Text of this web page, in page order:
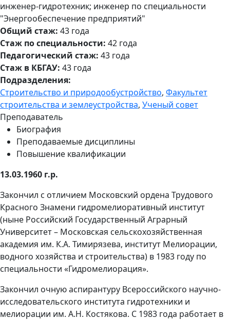
инженер-гидротехник; инженер по специальности
"Энергообеспечение предприятий"
Общий стаж: 43 года
Стаж по специальности: 42 года
Педагогический стаж: 43 года
Стаж в КБГАУ: 43 года
Подразделения:
Строительство и природообустройство, Факультет
строительства и землеустройства, Ученый совет
Преподаватель
Биография
Преподаваемые дисциплины
Повышение квалификации
13.03.1960 г.р.
Закончил с отличием Московский ордена Трудового
Красного Знамени гидромелиоративный институт
(ныне Российский Государственный Аграрный
Университет – Московская сельскохозяйственная
академия им. К.А. Тимирязева, институт Мелиорации,
водного хозяйства и строительства) в 1983 году по
специальности «Гидромелиорация».
Закончил очную аспирантуру Всероссийского научно-
исследовательского института гидротехники и
мелиорации им. А.Н. Костякова. С 1983 года работает в